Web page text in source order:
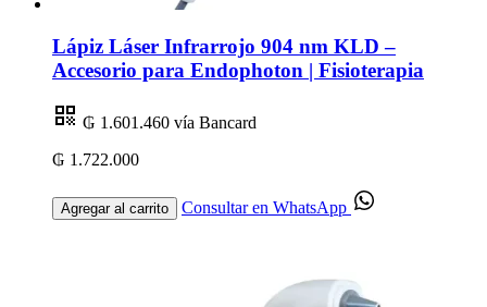
Lápiz Láser Infrarrojo 904 nm KLD –
Accesorio para Endophoton | Fisioterapia
₲ 1.601.460 vía Bancard
₲ 1.722.000
Agregar al carrito Consultar en WhatsApp